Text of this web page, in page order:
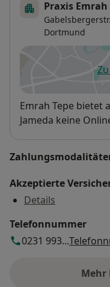
Praxis
Dortmund
Verfügbarkeit
Emrah Tepe bietet
Jameda keine
Akzeptierte
Details
Telefonnummer
0231 993...
Mehr